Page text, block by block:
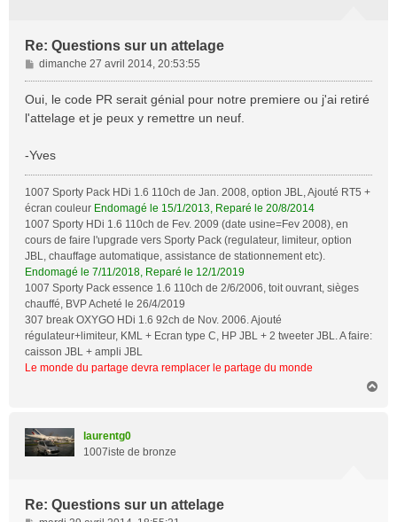
Re: Questions sur un attelage
M
e
s
e
dimanche 27 avril 2014, 20:53:55
Oui, le code PR serait génial pour notre premiere ou j'ai retiré
l'attelage et je peux y remettre un neuf.
-Yves
1007 Sporty Pack HDi 1.6 110ch de Jan. 2008, option JBL, Ajouté RT5 +
écran couleur Endomagé le 15/1/2013, Reparé le 20/8/2014
1007 Sporty HDi 1.6 110ch de Fev. 2009 (date usine=Fev 2008), en
cours de faire l'upgrade vers Sporty Pack (regulateur, limiteur, option
JBL, chauffage automatique, assistance de stationnement etc).
Endomagé le 7/11/2018, Reparé le 12/1/2019
1007 Sporty Pack essence 1.6 110ch de 2/6/2006, toit ouvrant, sièges
chauffé, BVP Acheté le 26/4/2019
307 break OXYGO HDi 1.6 92ch de Nov. 2006. Ajouté
régulateur+limiteur, KML + Ecran type C, HP JBL + 2 tweeter JBL. A faire:
caisson JBL + ampli JBL
Le monde du partage devra remplacer le partage du monde
laurentg0
1007iste de bronze
Re: Questions sur un attelage